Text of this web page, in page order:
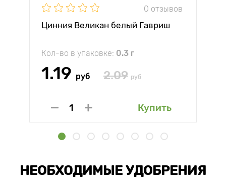
0 отзывов
Цинния Великан белый Гавриш
Кол-во в упаковке: 0.3 г
1.19 руб 2.09 руб
Купить
НЕОБХОДИМЫЕ УДОБРЕНИЯ